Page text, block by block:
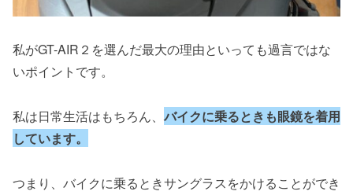
私がGT-AIR２を選んだ最大の理由といっても過言ではな
いポイントです。
私は日常生活はもちろん、バイクに乗るときも眼鏡を着用
しています。
つまり、バイクに乗るときサングラスをかけることができ